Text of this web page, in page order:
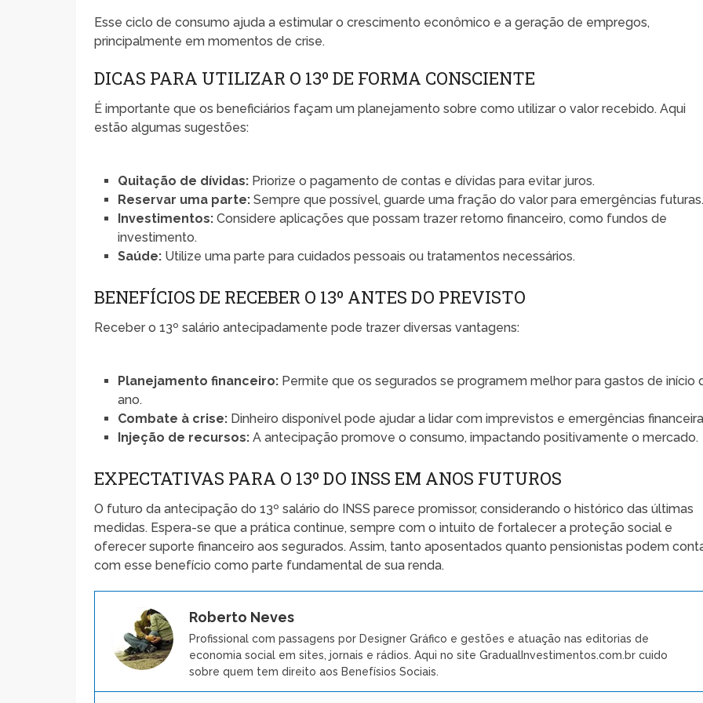
Esse ciclo de consumo ajuda a estimular o crescimento econômico e a geração de empregos,
principalmente em momentos de crise.
DICAS PARA UTILIZAR O 13º DE FORMA CONSCIENTE
É importante que os beneficiários façam um planejamento sobre como utilizar o valor recebido. Aqui
estão algumas sugestões:
Quitação de dívidas: Priorize o pagamento de contas e dívidas para evitar juros.
Reservar uma parte: Sempre que possível, guarde uma fração do valor para emergências
Investimentos: Considere aplicações que possam trazer retorno financeiro, como fundos de
investimento.
Saúde: Utilize uma parte para cuidados pessoais ou tratamentos necessários.
BENEFÍCIOS DE RECEBER O 13º ANTES DO PREVISTO
Receber o 13º salário antecipadamente pode trazer diversas vantagens:
Planejamento financeiro: Permite que os segurados se programem melhor para gastos de início
ano.
Combate à crise: Dinheiro disponível pode ajudar a lidar com imprevistos e emergências
Injeção de recursos: A antecipação promove o consumo, impactando positivamente o mercado.
EXPECTATIVAS PARA O 13º DO INSS EM ANOS FUTUROS
O futuro da antecipação do 13º salário do INSS parece promissor, considerando o histórico das últimas
medidas. Espera-se que a prática continue, sempre com o intuito de fortalecer a proteção social e
oferecer suporte financeiro aos segurados. Assim, tanto aposentados quanto pensionistas podem
com esse benefício como parte fundamental de sua renda.
Roberto Neves
Profissional com passagens por Designer Gráfico e gestões e atuação nas editorias de
economia social em sites, jornais e rádios. Aqui no site GradualInvestimentos.com.br cuido
sobre quem tem direito aos Benefísios Sociais.